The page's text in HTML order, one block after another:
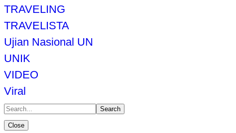
TRAVELING
TRAVELISTA
Ujian Nasional UN
UNIK
VIDEO
Viral
Search
Close